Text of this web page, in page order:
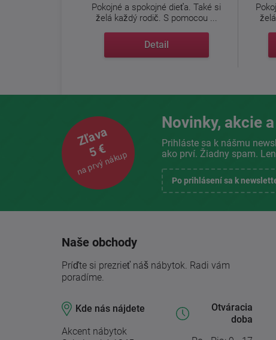
Pokojné a spokojné dieťa. Také si
želá každý rodič. S pomocou ...
Detail
Zľava
5 €
na prvý nákup
Novinky, akcie
Prihláste sa k nášmu
ako prví. Žiadny spam.
Po prihlásení sa k
Naše obchody
Príďte si prezrieť náš nábytok. Radi vám
poradíme.
Kde nás nájdete
Akcent nábytok
Otváracia
doba